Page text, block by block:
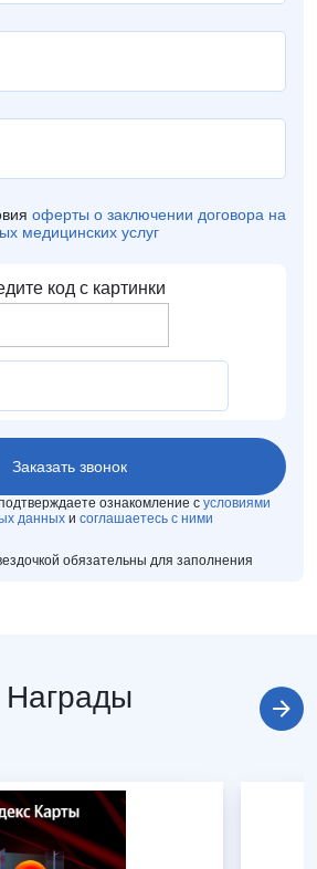
оферты о заключении договора на
медицинских услуг
ознакомление с условиями
данных и соглашаетесь с ними
обязательны для заполнения
Награды